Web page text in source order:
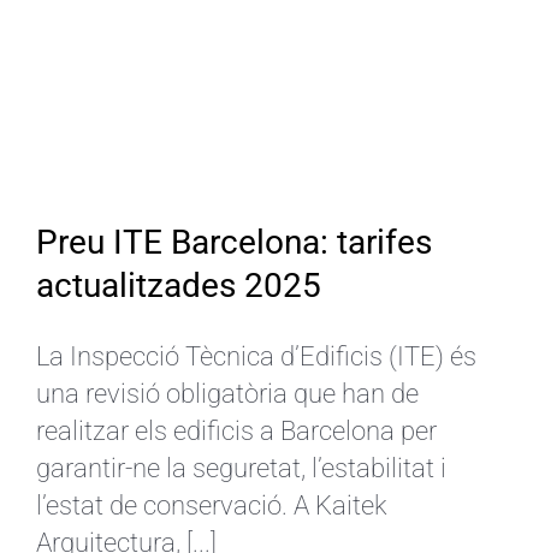
Preu ITE Barcelona: tarifes
actualitzades 2025
La Inspecció Tècnica d’Edificis (ITE) és
una revisió obligatòria que han de
realitzar els edificis a Barcelona per
garantir-ne la seguretat, l’estabilitat i
l’estat de conservació. A Kaitek
Arquitectura, [...]